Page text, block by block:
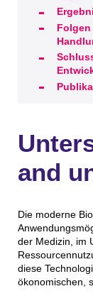
and
Die moderne
der Medizin, im
diese
ökonomischen,